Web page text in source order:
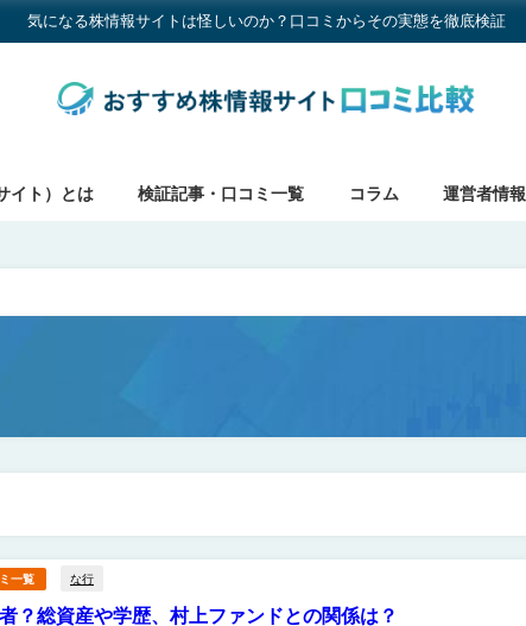
気になる株情報サイトは怪しいのか？口コミからその実態を徹底検証
イト）とは 検証記事・口コミ一覧 コラム 運営者情報
一覧 な行
？総資産や学歴、村上ファンドとの関係は？